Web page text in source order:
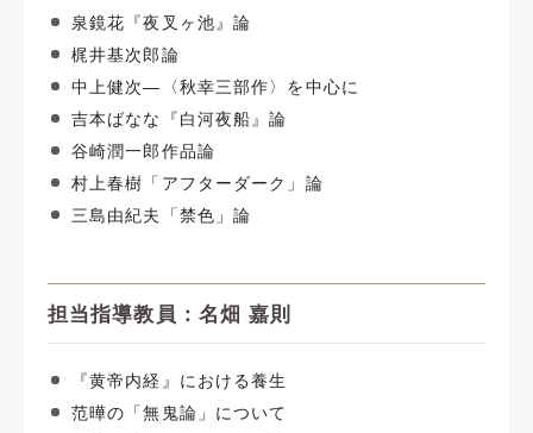
泉鏡花『夜叉ヶ池』論
梶井基次郎論
中上健次―〈秋幸三部作〉を中心に
吉本ばなな『白河夜船』論
谷崎潤一郎作品論
村上春樹「アフターダーク」論
三島由紀夫「禁色」論
担当指導教員：名畑 嘉則
『黄帝内経』における養生
范曄の「無鬼論」について